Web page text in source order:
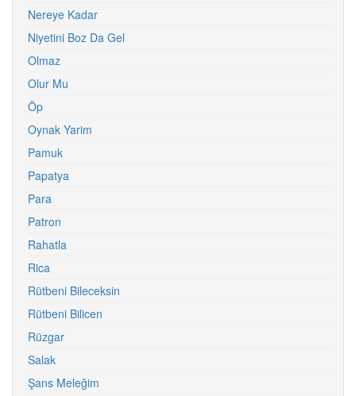
Nereye Kadar
Niyetini Boz Da Gel
Olmaz
Olur Mu
Öp
Oynak Yarim
Pamuk
Papatya
Para
Patron
Rahatla
Rica
Rütbeni Bileceksin
Rütbeni Bilicen
Rüzgar
Salak
Şans Meleğim